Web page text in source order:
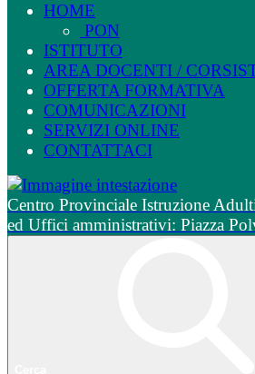
HOME
PON
ISTITUTO
AREA DOCENTI /
OFFERTA FORMATIVA
COMUNICAZIONI
SERVIZI ONLINE
CONTATTACI
Centro Provinciale Istruzione
ed Uffici amministrativi: Piazza